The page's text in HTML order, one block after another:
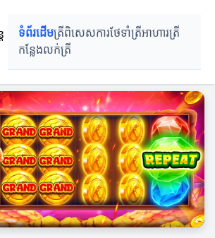
ទំព័រដើមត្រីពិសេសការថែទាំត្រីអាហារត្រី
កន្លែងលក់ត្រី